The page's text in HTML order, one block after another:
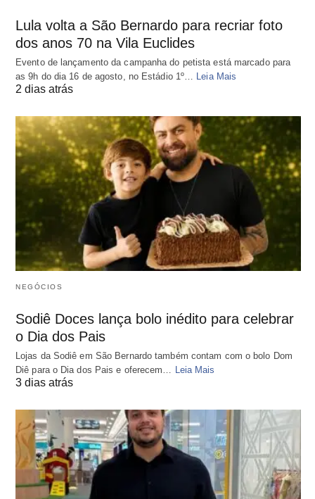
Lula volta a São Bernardo para recriar foto
dos anos 70 na Vila Euclides
Evento de lançamento da campanha do petista está marcado para
as 9h do dia 16 de agosto, no Estádio 1º…
Leia Mais
2 dias atrás
NEGÓCIOS
Sodiê Doces lança bolo inédito para celebrar
o Dia dos Pais
Lojas da Sodiê em São Bernardo também contam com o bolo Dom
Diê para o Dia dos Pais e oferecem… Leia Mais
3 dias atrás